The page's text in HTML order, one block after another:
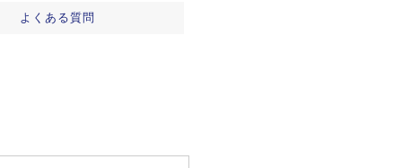
よくある質問